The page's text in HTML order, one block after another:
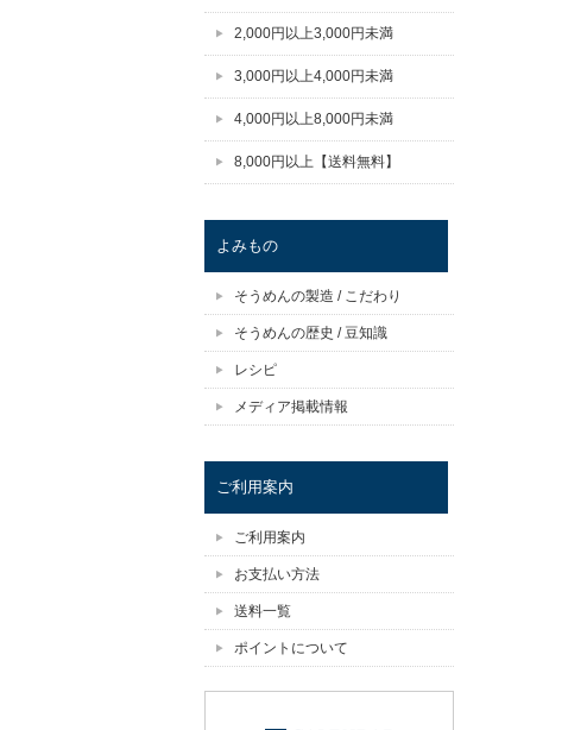
2,000円以上3,000円未満
3,000円以上4,000円未満
4,000円以上8,000円未満
8,000円以上【送料無料】
よみもの
そうめんの製造 / こだわり
そうめんの歴史 / 豆知識
レシピ
メディア掲載情報
ご利用案内
ご利用案内
お支払い方法
送料一覧
ポイントについて